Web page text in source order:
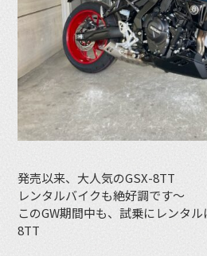
発売以来、大人気のGSX-8TT
レンタルバイクも絶好調です〜
このGW期間中も、試乗にレンタ
8TT